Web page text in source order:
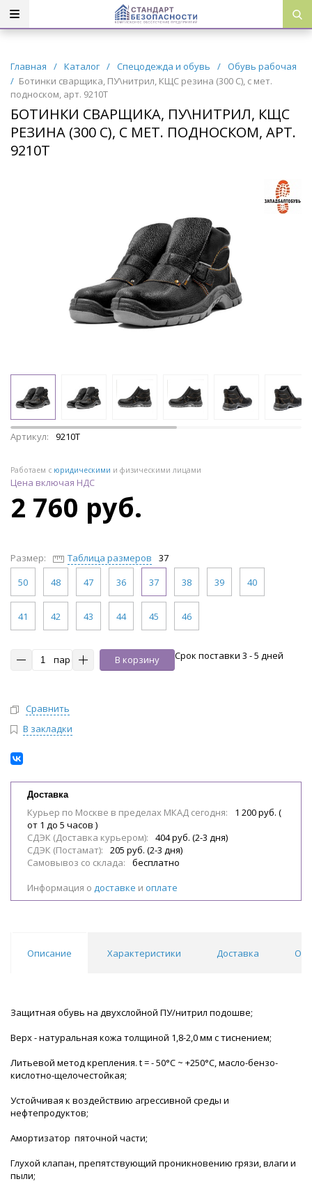
Главная / Каталог / Спецодежда и обувь / Обувь рабочая
/ Ботинки сварщика, ПУ\нитрил, КЩС резина (300 С), с мет.
подноском, арт. 9210Т
БОТИНКИ СВАРЩИКА, ПУ\НИТРИЛ, КЩС
РЕЗИНА (300 С), С МЕТ. ПОДНОСКОМ, АРТ.
9210Т
Артикул: 9210Т
Работаем с юридическими и физическими лицами
Цена включая НДС
2 760 руб.
Размер: Таблица размеров
37
50
48 47 36 37 38 39 40
41 42 43 44 45 46
пар В корзину Срок поставки 3 - 5 дней
Сравнить
В закладки
Доставка
Курьер по Москве в пределах МКАД сегодня:
1 200 руб. (
от 1 до 5 часов )
СДЭК (Доставка курьером):
404 руб. (2-3 дня)
СДЭК (Постамат):
205 руб. (2-3 дня)
Самовывоз со склада:
бесплатно
Информация о доставке и оплате
Описание Характеристики Доставка
Защитная обувь на двухслойной ПУ/нитрил подошве;
Верх - натуральная кожа толщиной 1,8-2,0 мм с тиснением;
Литьевой метод крепления. t = - 50°С ~ +250°С, масло-бензо-
кислотно-щелочестойкая;
Устойчивая к воздействию агрессивной среды и
нефтепродуктов;
Амортизатор пяточной части;
Глухой клапан, препятствующий проникновению грязи, влаги и
пыли;